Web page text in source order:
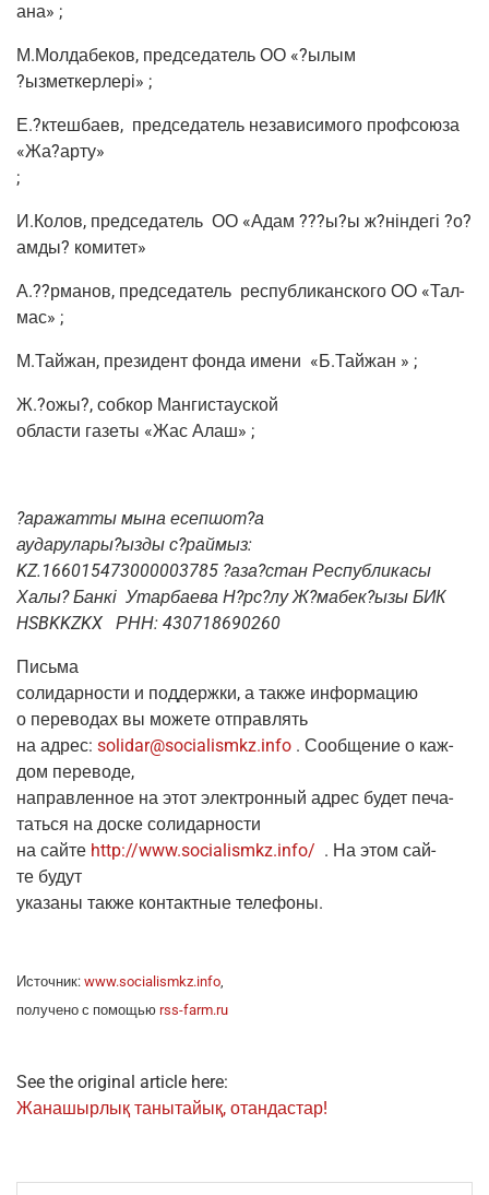
ана» ;
М.Молдабеков, пред­се­да­тель ОО «?ылым
?ызмет­кер­лері» ;
Е.?ктешбаев, пред­се­да­тель неза­ви­си­мо­го проф­со­ю­за
«Жа?арту»
;
И.Колов, пред­се­да­тель ОО «Адам ???ы?ы ж?ніндегі ?о?
амды? комитет»
А.??рманов, пред­се­да­тель рес­пуб­ли­кан­ско­го ОО «Тал­
мас» ;
М.Тайжан, пре­зи­дент фон­да име­ни «Б.Тайжан » ;
Ж.?ожы?, соб­кор Мангистауской
обла­сти газе­ты «Жас Алаш» ;
?ара­жат­ты мына есепшот?а
аударулары?ызды с?раймыз:
KZ.166015473000003785 ?аза?стан Рес­пуб­ли­ка­сы
Халы? Бан­кі Утар­ба­е­ва Н?рс?лу Ж?мабек?ызы БИК
HSBKKZKX
РНН: 430718690260
Пись­ма
соли­дар­но­сти и под­держ­ки, а так­же инфор­ма­цию
о пере­во­дах вы може­те отправлять
на адрес: solidar@socialismkz.info . Сооб­ще­ние о каж­
дом переводе,
направ­лен­ное на этот элек­трон­ный адрес будет печа­
тать­ся на дос­ке солидарности
на сай­те http://www.socialismkz.info/ . На этом сай­
те будут
ука­за­ны так­же кон­такт­ные телефоны.
Источ­ник: www.socialismkz.info
полу­че­но с помо­щью rss-farm.ru
See the original article here:
Жана­шыр­лық таны­тай­ық, отандастар!